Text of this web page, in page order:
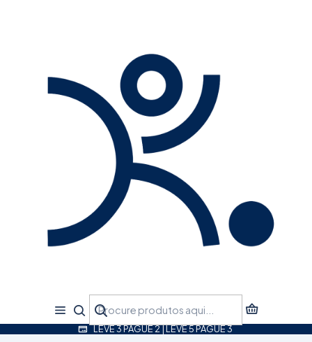
LEVE 3 PAGUE 2 | LEVE 5 PAGUE 3